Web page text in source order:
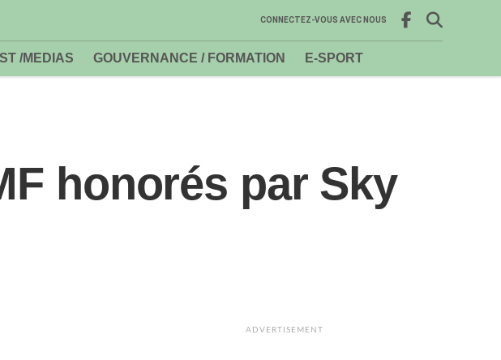
CONNECTEZ-VOUS AVEC NOUS
/MEDIAS GOUVERNANCE / FORMATION E-SPORT
honorés par Sky
ADVERTISEMENT